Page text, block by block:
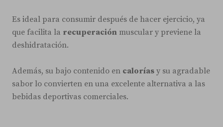
Es ideal para consumir después de hacer ejercicio, ya
que facilita la recuperación muscular y previene la
deshidratación.
Además, su bajo contenido en calorías y su agradable
sabor lo convierten en una excelente alternativa a las
bebidas deportivas comerciales.